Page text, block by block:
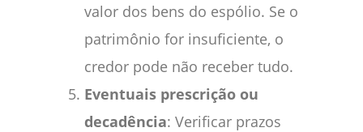
valor dos bens do espólio. Se o
patrimônio for insuficiente, o
credor pode não receber tudo.
Eventuais prescrição ou
decadência: Verificar prazos